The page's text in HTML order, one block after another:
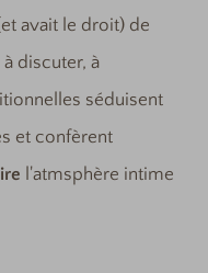
avait le droit) de
discuter, à
séduisent
et confèrent
l'atmsphère intime